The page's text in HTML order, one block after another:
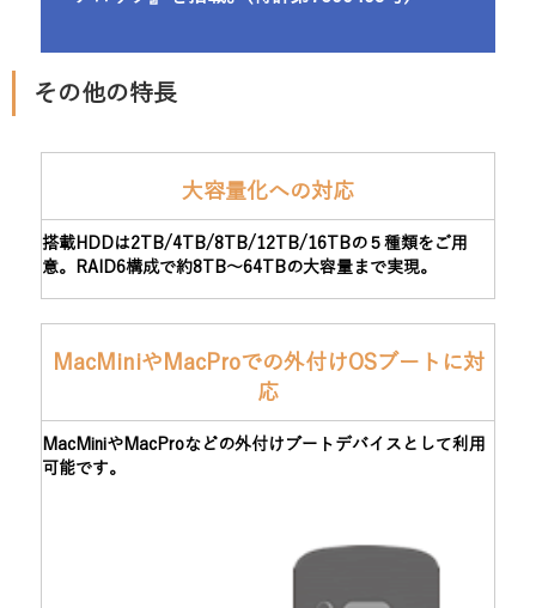
その他の特長
大容量化への対応
搭載HDDは2TB/4TB/8TB/12TB/16TBの５種類をご用
意。RAID6構成で約8TB～64TBの大容量まで実現。
MacMiniやMacProでの外付けOSブートに対
応
MacMiniやMacProなどの外付けブートデバイスとして利用
可能です。